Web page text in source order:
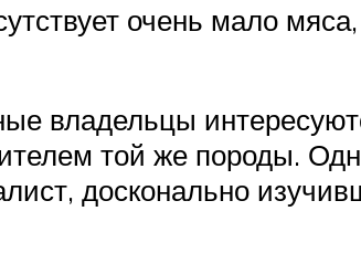
очень мало
владельцы
той же породы.
досконально